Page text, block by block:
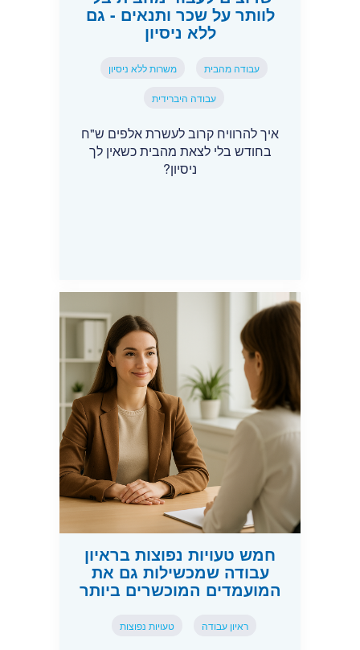
לוותר על שכר ותנאים - גם
ללא ניסיון
עבודה מהבית משרות ללא ניסיון
עבודה היברידית
איך להרוויח קרוב לעשרת אלפים ש"ח
בחודש בלי לצאת מהבית כשאין לך
ניסיון?
חמש טעויות נפוצות בראיון
עבודה שמכשילות גם את
המועמדים המוכשרים ביותר
ראיון עבודה טעויות נפוצות